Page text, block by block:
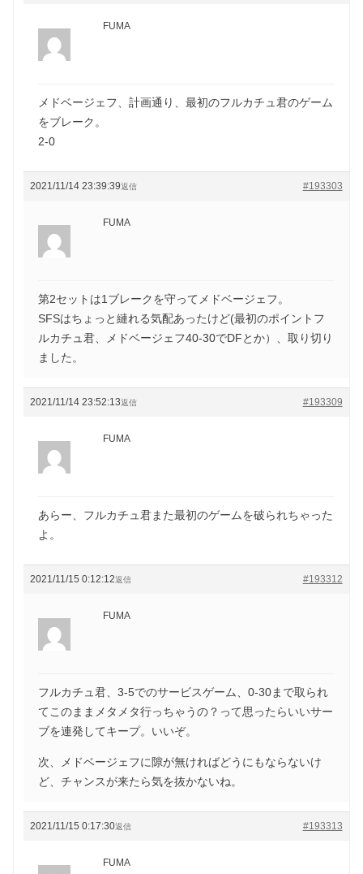
FUMA
メドベージェフ、計画通り、最初のフルカチュ君のゲーム
をブレーク。
2-0
2021/11/14 23:39:39 #193303
返信
FUMA
第2セットは1ブレークを守ってメドベージェフ。
SFSはちょっと縺れる気配あったけど(最初のポイントフ
ルカチュ君、メドベージェフ40-30でDFとか）、取り切り
ました。
2021/11/14 23:52:13 #193309
返信
FUMA
あらー、フルカチュ君また最初のゲームを破られちゃった
よ。
2021/11/15 0:12:12 #193312
返信
FUMA
フルカチュ君、3-5でのサービスゲーム、0-30まで取られ
てこのままメタメタ行っちゃうの？って思ったらいいサー
ブを連発してキープ。いいぞ。
次、メドベージェフに隙が無ければどうにもならないけ
ど、チャンスが来たら気を抜かないね。
2021/11/15 0:17:30 #193313
返信
FUMA